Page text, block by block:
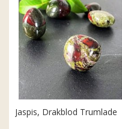
Jaspis, Drakblod Trumlade